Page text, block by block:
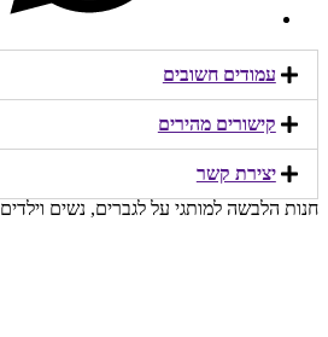
עמודים חשובים
קישורים מהירים​
יצירת קשר​
חנות הלבשה למותגי על לגברים, נשים וילדים